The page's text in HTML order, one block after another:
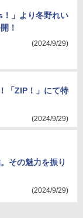
！」より冬野れい
！
(2024/9/29)
「ZIP！」にて特
(2024/9/29)
その魅力を振り
(2024/9/29)